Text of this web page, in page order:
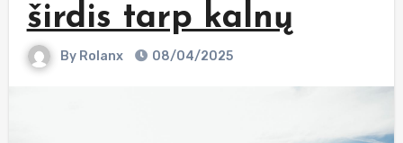
širdis tarp kalnų
By Rolanx 08/04/2025